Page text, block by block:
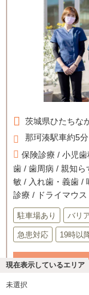
現在表示しているエリア
未選択
茨城県ひたちな
那珂湊駅車約5分
保険診療 / 小児
歯 / 歯周病 / 親知ら
敏 / 入れ歯・義歯 /
診療 / ドライマウ
駐車場あり バリ
急患対応 19時以